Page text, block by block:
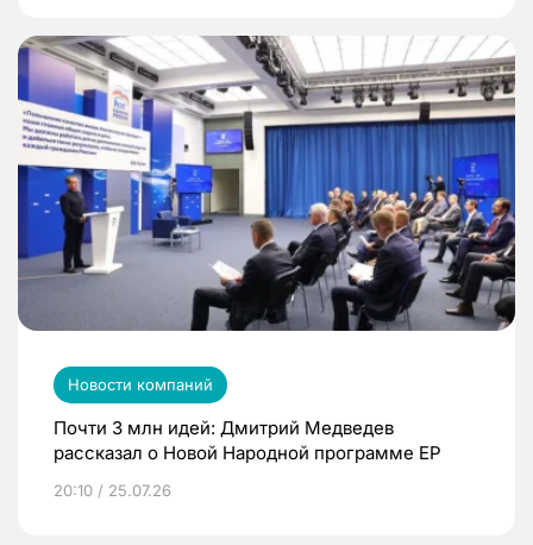
Новости компаний
Почти 3 млн идей: Дмитрий Медведев
рассказал о Новой Народной программе ЕР
20:10 / 25.07.26